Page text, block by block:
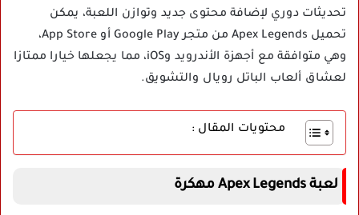
تحديثات دوري لإضافة محتوى جديد وتوازن اللعبة، يمكن
تحميل Apex Legends من متجر Google Play أو App Store،
وهي متوافقة مع أجهزة الأندرويد وiOS، مما يجعلها خيارا ممتازا
لعشاق ألعاب الباتل رويال والتشويق.
محتويات المقال :
لعبة Apex Legends مهكرة